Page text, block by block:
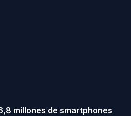
millones de smartphones